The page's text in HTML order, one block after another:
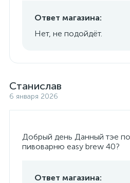
Ответ магазина:
Нет, не подойдёт.
Станислав
6 января 2026
Добрый день Данный тэе
пивоварню easy brew 40?
Ответ магазина: